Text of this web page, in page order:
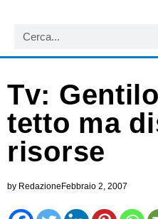
Tv:
tetto ma
risorse
by Redazione Febbraio 2, 2007